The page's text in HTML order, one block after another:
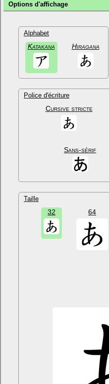
Options d'affichage
Alphabet
Katakana Hiragana
Police d'écriture
Cursive stricte
Sans-sérif
Taille
32 64